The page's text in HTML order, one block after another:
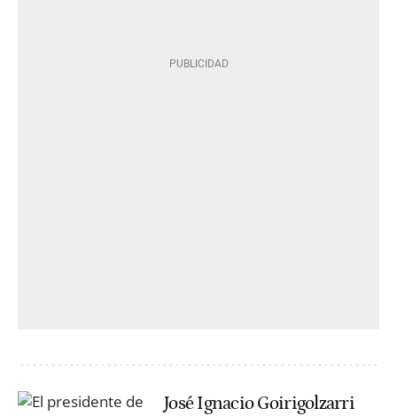
José Ignacio Goirigolzarri